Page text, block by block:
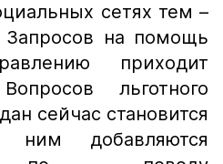
сетях тем –
Запросов на помощь
приходит
льготного
сейчас становится
добавляются